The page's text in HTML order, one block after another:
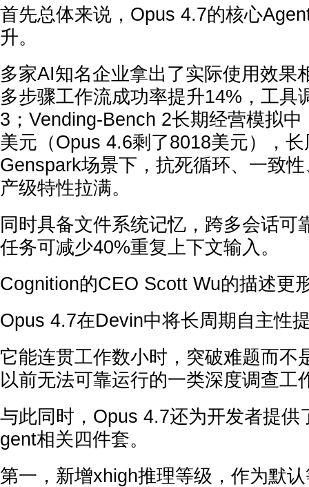
首先总体来说，Opus 4.7的核心
升。
多家AI知名企业拿出了实际使用效
多步骤工作流成功率提升14%，工具
3；Vending-Bench 2长期经营模拟
美元（Opus 4.6剩了8018美元），
Genspark场景下，抗死循环、一致
产级特性拉满。
同时具备文件系统记忆，跨多会话可
任务可减少40%重复上下文输入。
Cognition的CEO Scott Wu的描述更
Opus 4.7在Devin中将长周期自主性
它能连贯工作数小时，突破难题而不
以前无法可靠运行的一类深度调查工
与此同时，Opus 4.7还为开发者提供
gent相关四件套。
第一，新增xhigh推理等级，作为默